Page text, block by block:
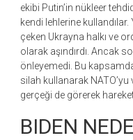
ekibi Putin’in nükleer
kendi lehlerine
çeken Ukrayna halkı ve
olarak aşındırdı. Ancak
önleyemedi. Bu
silah kullanarak NATO’yu
gerçeği de görerek
BIDEN